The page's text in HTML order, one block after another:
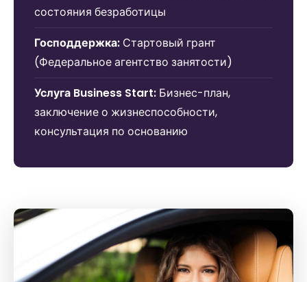
состояния безработицы
Господдержка: Стартовый грант
(Федеральное агентство занятости)
Услуга Business Start: Бизнес-план,
заключение о жизнеспособности,
консультация по основанию